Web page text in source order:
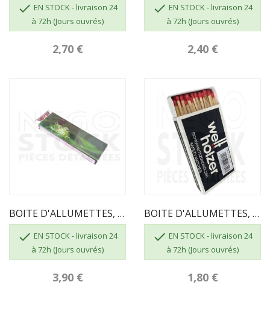
 EN STOCK - livraison 24
à 72h (Jours ouvrés)
2,70 €
 EN STOCK - livraison 24
à 72h (Jours ouvrés)
2,40 €
BOITE D'ALLUMETTES, 55 Pcs, Longueur 195mm
 EN STOCK - livraison 24
à 72h (Jours ouvrés)
3,90 €
BOITE D'ALLUMETTES, 55 Pcs, Longueur 100 Mm
 EN STOCK - livraison 24
à 72h (Jours ouvrés)
1,80 €